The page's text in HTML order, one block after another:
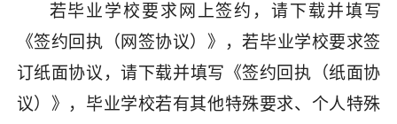
若毕业学校要求网上签约 ，请下载并填写
《签约回执（网签协议）》，若毕业学校要求签
订纸面协议，请下载并填写《签约回执（纸面协
议）》，毕业学校若有其他特殊要求、个人特殊